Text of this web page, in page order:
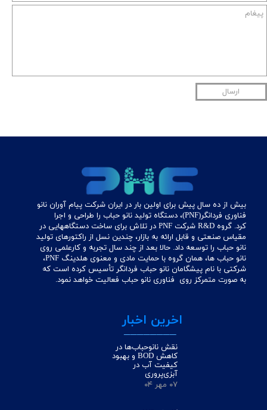
ارسال
بیش از ده سال پیش برای اولین بار در ایران شرکت پیام آوران نانو
فناوری فردانگر(PNF)، دستگاه تولید نانو حباب را طراحی و اجرا
کرد. گروه R&D شرکت PNF در تلاش برای ساخت دستگاههایی در
مقیاس صنعتی و قابل ارائه به بازار، چندین نسل از راکتورهای تولید
نانو حباب را توسعه داد. حالا بعد از چند سال تجربه و کارعلمی روی
نانو حباب ها، همان گروه با حمایت مادی و معنوی هلدینگ PNF،
شرکتی با نام پیشگامان نانو حباب فردانگر تأسیس کرده است که
به صورت متمرکز روی فناوری نانو حباب فعالیت خواهد نمود. ​​​​​​​​​​​​​​​​​​​​​
نقش نانوحباب‌ها در
کاهش BOD و بهبود
کیفیت آب در
آبزی‌پروری
۰۷ مهر ۰۴
اخرین اخبار
________